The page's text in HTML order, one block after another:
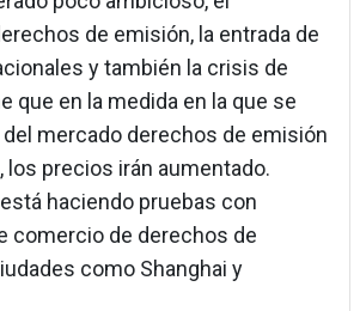
de emisión, la entrada de
y también la crisis de
que en la medida en la que se
mercado derechos de emisión
los precios irán aumentado.
haciendo pruebas con
comercio de derechos de
como Shanghai y